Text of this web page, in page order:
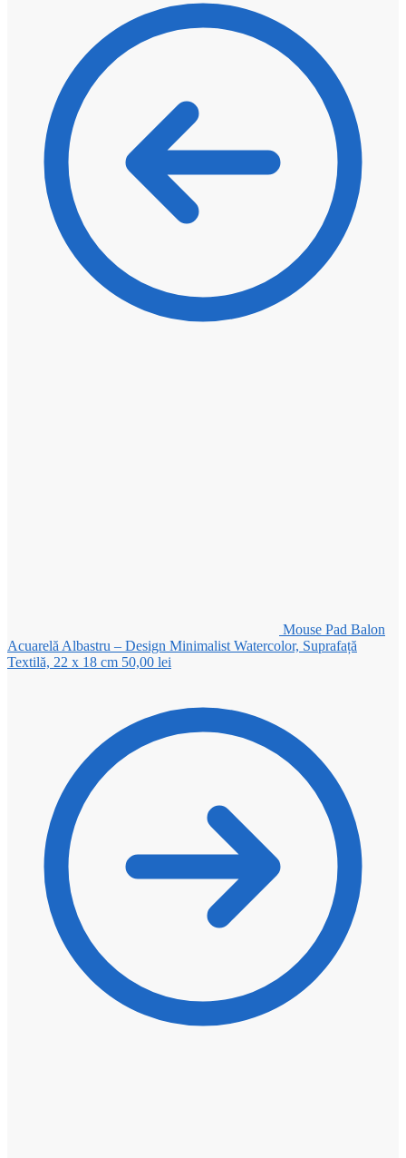
Mouse Pad Balon
Acuarelă Albastru – Design Minimalist Watercolor, Suprafață
Textilă, 22 x 18 cm 50,00 lei